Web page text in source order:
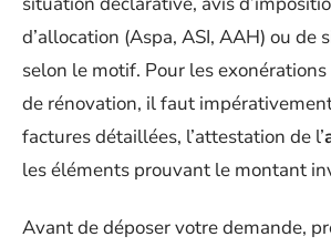
d’allocation (Aspa, ASI, AAH) ou de
selon le motif. Pour les
de rénovation, il faut
factures détaillées, l’attestation de l’
les éléments prouvant le montant
Avant de déposer votre demande,